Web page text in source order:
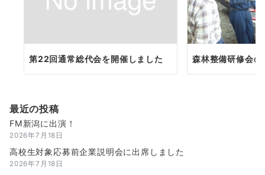
第22回通常総代会を開催しました 森林整備研修会の
最近の投稿
FM新潟に出演！
2026年7月18日
高校生対象応募前企業説明会に出席しました
2026年7月18日